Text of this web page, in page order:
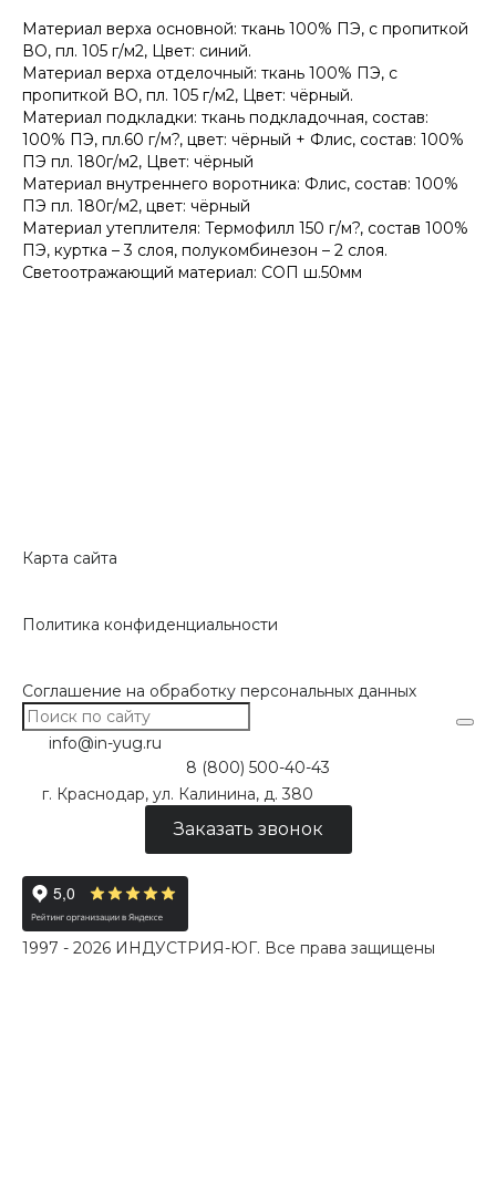
Материал верха основной: ткань 100% ПЭ, с пропиткой
ВО, пл. 105 г/м2, Цвет: синий.
Материал верха отделочный: ткань 100% ПЭ, с
пропиткой ВО, пл. 105 г/м2, Цвет: чёрный.
Материал подкладки: ткань подкладочная, состав:
100% ПЭ, пл.60 г/м?, цвет: чёрный + Флис, состав: 100%
ПЭ пл. 180г/м2, Цвет: чёрный
Материал внутреннего воротника: Флис, состав: 100%
ПЭ пл. 180г/м2, цвет: чёрный
Материал утеплителя: Термофилл 150 г/м?, состав 100%
ПЭ, куртка – 3 слоя, полукомбинезон – 2 слоя.
Светоотражающий материал: СОП ш.50мм
Карта сайта
Политика конфиденциальности
Соглашение на обработку персональных данных
info@in-yug.ru
8 (800) 500-40-43
г. Краснодар, ул. Калинина, д. 380
Заказать звонок
1997 - 2026 ИНДУСТРИЯ-ЮГ. Все права защищены